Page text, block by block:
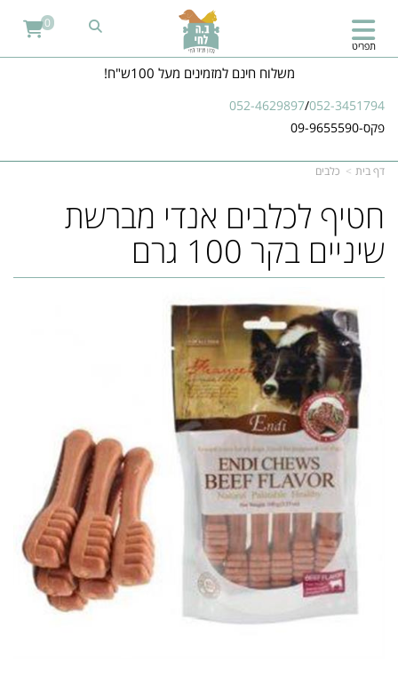
משלוח חינם למזמינים מעל 100ש"ח!
052-4629897/052-3451794
פקס-09-9655590
תפריט
0
דף בית כלבים
חטיף לכלבים אנדי מברשת
שיניים בקר 100 גרם